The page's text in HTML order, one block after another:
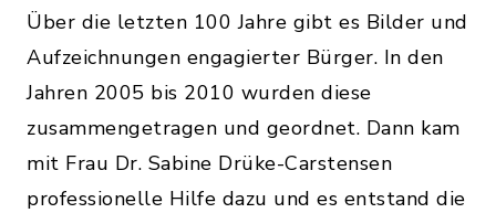
Über die letzten 100 Jahre gibt es Bilder und
Aufzeichnungen engagierter Bürger. In den
Jahren 2005 bis 2010 wurden diese
zusammengetragen und geordnet. Dann kam
mit Frau Dr. Sabine Drüke-Carstensen
professionelle Hilfe dazu und es entstand die